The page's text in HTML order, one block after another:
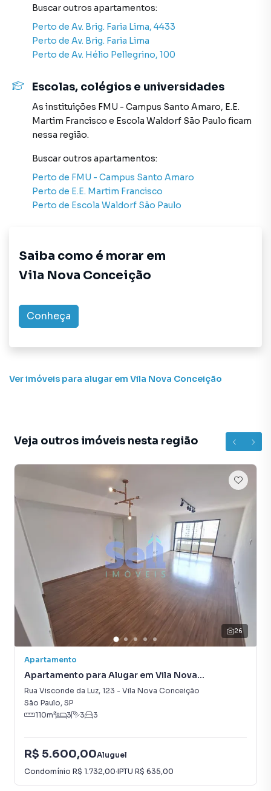
Imóveis é uma imobiliária digital com imóveis em diversas
cidades do Brasil, incluindo São Paulo.
imóvel muito mais rápido do que em imobiliárias
tradicionais. Já vendemos e locamos diversos imóveis em
São Paulo, especialmente em Vila Nova Conceição. Isso
porque temos uma equipe de marketing digital focada em
produzir campanhas específicas para São Paulo, o que
aumenta muito o número de contatos interessados e
alugar seu imóvel mais rápido. Contamos também com um
Buscar outros apartamentos:
Perto de Av. Brig. Faria Lima, 4433
Perto de Av. Brig. Faria Lima
Perto de Av. Hélio Pellegrino, 100
Escolas, colégios e universidades
As instituições FMU - Campus Santo Amaro, E.E.
Martim Francisco e Escola Waldorf São Paulo ficam
nessa região.
Buscar outros apartamentos:
Perto de FMU - Campus Santo Amaro
Perto de E.E. Martim Francisco
Perto de Escola Waldorf São Paulo
Saiba como é morar em
Vila Nova Conceição
Conheça
Ver imóveis para alugar em Vila Nova Conceição
Veja outros imóveis nesta região
26
Apartamento
Apartamento para Alugar em Vila Nova
Conceição
Rua Visconde da Luz, 123 - Vila Nova Conceição
São Paulo, SP
110m² 3 3 3
R$ 5.600,00Aluguel
Condomínio R$ 1.732,00·IPTU R$ 635,00